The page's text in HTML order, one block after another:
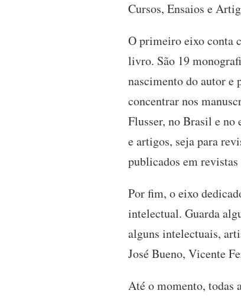
Cursos, Ensaios e
O primeiro eixo conta
livro. São 19
nascimento do autor e
concentrar nos
Flusser, no Brasil e
e artigos, seja para
publicados em
Por fim, o eixo
intelectual. Guarda
alguns intelectuais,
José Bueno, Vicente
Até o momento, todas